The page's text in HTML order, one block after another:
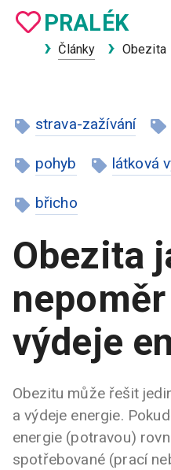
PRALÉK
Články Obezita
strava-zažívání
pohyb látková
břicho
Obezita
výdeje
Obezitu může řešit
a výdeje energie.
energie (potravou)
spotřebované (prací